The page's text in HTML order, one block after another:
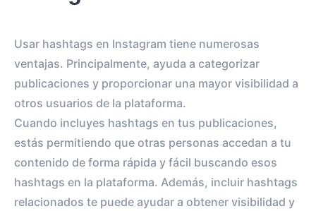
Usar hashtags en Instagram tiene numerosas
ventajas. Principalmente, ayuda a categorizar
publicaciones y proporcionar una mayor visibilidad a
otros usuarios de la plataforma.
Cuando incluyes hashtags en tus publicaciones,
estás permitiendo que otras personas accedan a tu
contenido de forma rápida y fácil buscando esos
hashtags en la plataforma. Además, incluir hashtags
relacionados te puede ayudar a obtener visibilidad y